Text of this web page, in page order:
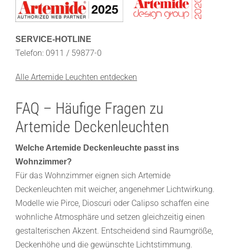
SERVICE-HOTLINE
Telefon: 0911 / 59877-0
Alle Artemide Leuchten entdecken
FAQ – Häufige Fragen zu
Artemide Deckenleuchten
Welche Artemide Deckenleuchte passt ins
Wohnzimmer?
Für das Wohnzimmer eignen sich Artemide
Deckenleuchten mit weicher, angenehmer Lichtwirkung.
Modelle wie Pirce, Dioscuri oder Calipso schaffen eine
wohnliche Atmosphäre und setzen gleichzeitig einen
gestalterischen Akzent. Entscheidend sind Raumgröße,
Deckenhöhe und die gewünschte Lichtstimmung.